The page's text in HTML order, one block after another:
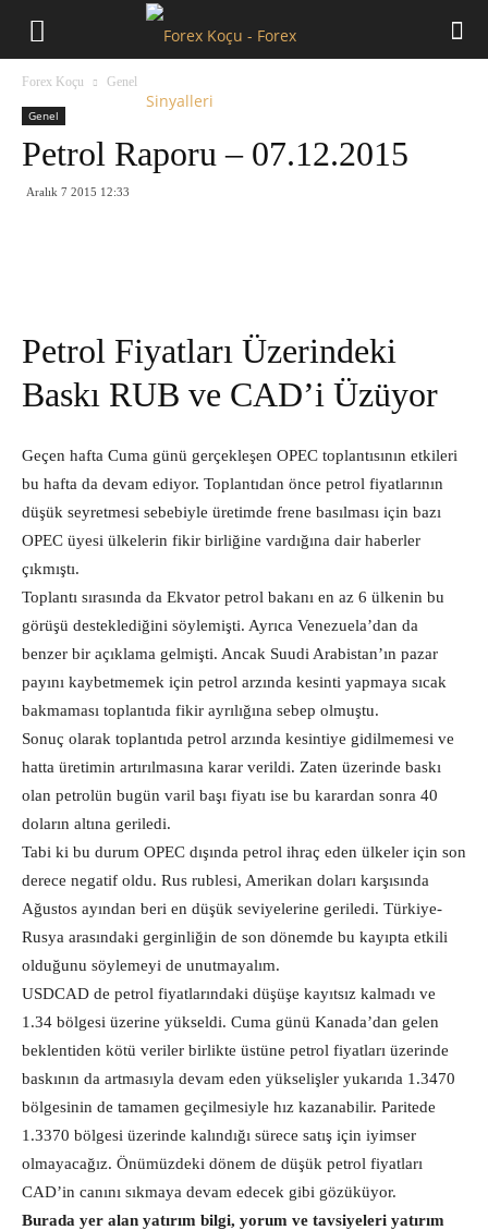
Forex Koçu Genel
Genel
Petrol Raporu – 07.12.2015
Aralık 7 2015 12:33
Petrol Fiyatları Üzerindeki
Baskı RUB ve CAD’i Üzüyor
Geçen hafta Cuma günü gerçekleşen OPEC toplantısının etkileri
bu hafta da devam ediyor. Toplantıdan önce petrol fiyatlarının
düşük seyretmesi sebebiyle üretimde frene basılması için bazı
OPEC üyesi ülkelerin fikir birliğine vardığına dair haberler
çıkmıştı.
Toplantı sırasında da Ekvator petrol bakanı en az 6 ülkenin bu
görüşü desteklediğini söylemişti. Ayrıca Venezuela’dan da
benzer bir açıklama gelmişti. Ancak Suudi Arabistan’ın pazar
payını kaybetmemek için petrol arzında kesinti yapmaya sıcak
bakmaması toplantıda fikir ayrılığına sebep olmuştu.
Sonuç olarak toplantıda petrol arzında kesintiye gidilmemesi ve
hatta üretimin artırılmasına karar verildi. Zaten üzerinde baskı
olan petrolün bugün varil başı fiyatı ise bu karardan sonra 40
doların altına geriledi.
Tabi ki bu durum OPEC dışında petrol ihraç eden ülkeler için son
derece negatif oldu. Rus rublesi, Amerikan doları karşısında
Ağustos ayından beri en düşük seviyelerine geriledi. Türkiye-
Rusya arasındaki gerginliğin de son dönemde bu kayıpta etkili
olduğunu söylemeyi de unutmayalım.
USDCAD de petrol fiyatlarındaki düşüşe kayıtsız kalmadı ve
1.34 bölgesi üzerine yükseldi. Cuma günü Kanada’dan gelen
beklentiden kötü veriler birlikte üstüne petrol fiyatları üzerinde
baskının da artmasıyla devam eden yükselişler yukarıda 1.3470
bölgesinin de tamamen geçilmesiyle hız kazanabilir. Paritede
1.3370 bölgesi üzerinde kalındığı sürece satış için iyimser
olmayacağız. Önümüzdeki dönem de düşük petrol fiyatları
CAD’in canını sıkmaya devam edecek gibi gözüküyor.
Burada yer alan yatırım bilgi, yorum ve tavsiyeleri yatırım